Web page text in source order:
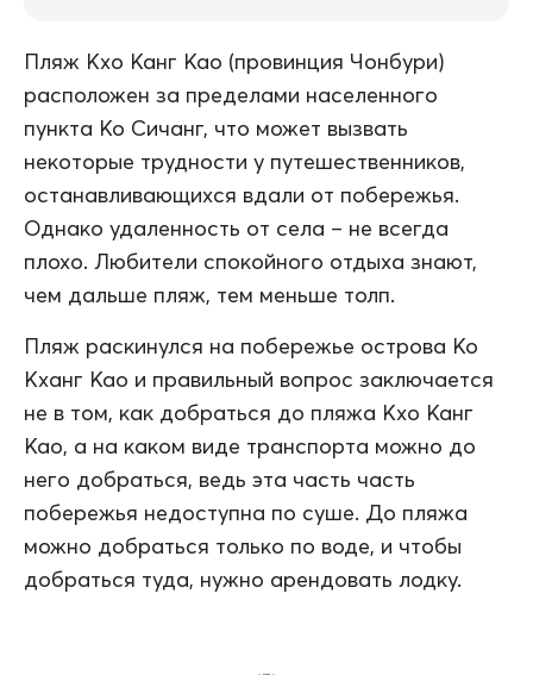
Пляж Кхо Канг Као (провинция Чонбури)
расположен за пределами населенного
пункта Ко Сичанг, что может вызвать
некоторые трудности у путешественников,
останавливающихся вдали от побережья.
Однако удаленность от села – не всегда
плохо. Любители спокойного отдыха знают,
чем дальше пляж, тем меньше толп.
Пляж раскинулся на побережье острова Ко
Кханг Као и правильный вопрос заключается
не в том, как добраться до пляжа Кхо Канг
Као, а на каком виде транспорта можно до
него добраться, ведь эта часть часть
побережья недоступна по суше. До пляжа
можно добраться только по воде, и чтобы
добраться туда, нужно арендовать лодку.